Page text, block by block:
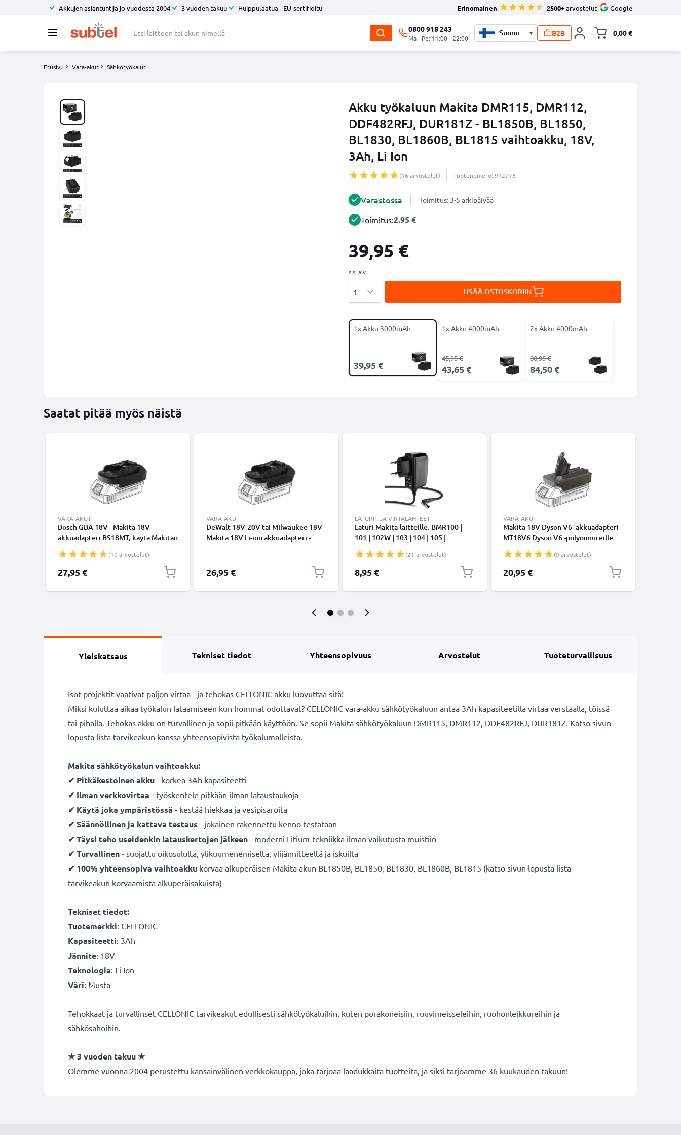
Akkujen asiantuntija jo vuodesta 2004 3 vuoden takuu Huippulaatua - EU-sertifioitu Erinomainen 2500+arvostelut Google
0800 918 243
Ma - Pe: 11:00 - 22:00
▾ B2B 0,00 €
Etusivu Vara-akut Sähkötyökalut
Akku työkaluun Makita DMR115, DMR112,
DDF482RFJ, DUR181Z - BL1850B, BL1850,
BL1830, BL1860B, BL1815 vaihtoakku, 18V,
3Ah, Li Ion
(16 arvostelut) Tuotenumero: 912778
Varastossa Toimitus: 3-5 arkipäivää
Toimitus:2.95 €
39,95 €
sis. alv
LISÄÄ OSTOSKORIIN
1x Akku 3000mAh
39,95 €
1x Akku 4000mAh
43,65 €
45,95 €
2x Akku 4000mAh
84,50 €
88,95 €
Saatat pitää myös näistä
VARA-AKUT
Bosch GBA 18V - Makita 18V -
akkuadapteri BS18MT, käytä Makitan
tuotemerkiltä CELLONIC
(10 arvostelut)
27,95 €
VARA-AKUT
DeWalt 18V-20V tai Milwaukee 18V
Makita 18V Li-ion akkuadapteri -
26,95 €
LATURIT JA VIRTALÄHTEET
Laturi Makita-laitteille: BMR100 |
101 | 102W | 103 | 104 | 105 |
(21 arvostelut)
8,95 €
VARA-AKUT
Makita 18V Dyson V6 -akkuadapteri
MT18V6 Dyson V6 -pölynimureille
(9 arvostelut)
20,95 €
Yleiskatsaus Tekniset tiedot Yhteensopivuus Arvostelut Tuoteturvallisuus
Isot projektit vaativat paljon virtaa - ja tehokas CELLONIC akku luovuttaa sitä!
Miksi kuluttaa aikaa työkalun lataamiseen kun hommat odottavat? CELLONIC vara-akku sähkötyökaluun antaa 3Ah kapasiteetilla virtaa verstaalla, töissä
tai pihalla. Tehokas akku on turvallinen ja sopii pitkään käyttöön. Se sopii Makita sähkötyökaluun DMR115, DMR112, DDF482RFJ, DUR181Z. Katso sivun
lopusta lista tarvikeakun kanssa yhteensopivista työkalumalleista.
Makita sähkötyökalun vaihtoakku:
✔ Pitkäkestoinenakku - korkea 3Ah kapasiteetti
✔ Ilman verkkovirtaa - työskentele pitkään ilman lataustaukoja
✔ Käytä joka ympäristössä - kestää hiekkaa ja vesipisaroita
✔ Säännöllinen ja kattava testaus - jokainen rakennettu kenno testataan
✔ Täysi teho useidenkin latauskertojen jälkeen - moderni Litium-tekniikka ilman vaikutusta muistiin
✔ Turvallinen - suojattu oikosululta, ylikuumenemiselta, ylijännitteeltä ja iskuilta
✔ 100% yhteensopiva vaihtoakku korvaa alkuperäisen Makita akun BL1850B, BL1850, BL1830, BL1860B, BL1815 (katso sivun lopusta lista
tarvikeakun korvaamista alkuperäisakuista)
Tekniset tiedot:
Tuotemerkki: CELLONIC
Kapasiteetti: 3Ah
Jännite: 18V
Teknologia: Li Ion
Väri: Musta
Tehokkaat ja turvallinset CELLONIC tarvikeakut edullisesti sähkötyökaluihin, kuten porakoneisiin, ruuvimeisseleihin, ruohonleikkureihin ja
sähkösahoihin.
★ 3 vuoden takuu ★
Olemme vuonna 2004 perustettu kansainvälinen verkkokauppa, joka tarjoaa laadukkaita tuotteita, ja siksi tarjoamme 36 kuukauden takuun!